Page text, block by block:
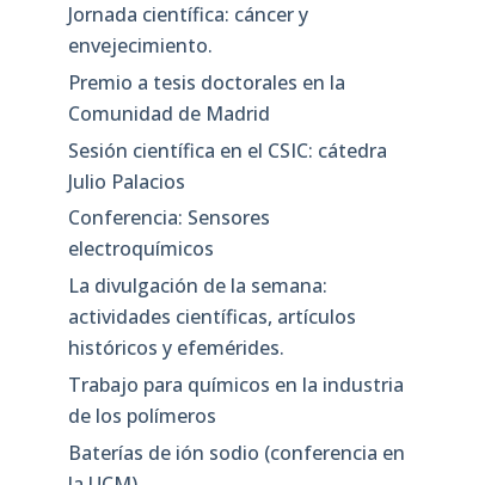
Jornada científica: cáncer y
envejecimiento.
Premio a tesis doctorales en la
Comunidad de Madrid
Sesión científica en el CSIC: cátedra
Julio Palacios
Conferencia: Sensores
electroquímicos
La divulgación de la semana:
actividades científicas, artículos
históricos y efemérides.
Trabajo para químicos en la industria
de los polímeros
Baterías de ión sodio (conferencia en